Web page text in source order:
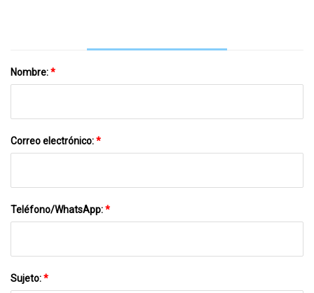
Nombre:*
Correo electrónico:*
Teléfono/WhatsApp:*
Sujeto:*